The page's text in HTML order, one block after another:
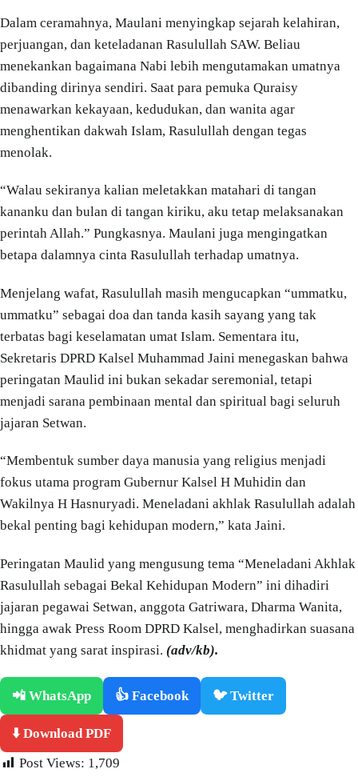
Dalam ceramahnya, Maulani menyingkap sejarah kelahiran,
perjuangan, dan keteladanan Rasulullah SAW. Beliau
menekankan bagaimana Nabi lebih mengutamakan umatnya
dibanding dirinya sendiri. Saat para pemuka Quraisy
menawarkan kekayaan, kedudukan, dan wanita agar
menghentikan dakwah Islam, Rasulullah dengan tegas
menolak.
“Walau sekiranya kalian meletakkan matahari di tangan
kananku dan bulan di tangan kiriku, aku tetap melaksanakan
perintah Allah.” Pungkasnya. Maulani juga mengingatkan
betapa dalamnya cinta Rasulullah terhadap umatnya.
Menjelang wafat, Rasulullah masih mengucapkan “ummatku,
ummatku” sebagai doa dan tanda kasih sayang yang tak
terbatas bagi keselamatan umat Islam. Sementara itu,
Sekretaris DPRD Kalsel Muhammad Jaini menegaskan bahwa
peringatan Maulid ini bukan sekadar seremonial, tetapi
menjadi sarana pembinaan mental dan spiritual bagi seluruh
jajaran Setwan.
“Membentuk sumber daya manusia yang religius menjadi
fokus utama program Gubernur Kalsel H Muhidin dan
Wakilnya H Hasnuryadi. Meneladani akhlak Rasulullah adalah
bekal penting bagi kehidupan modern,” kata Jaini.
Peringatan Maulid yang mengusung tema “Meneladani Akhlak
Rasulullah sebagai Bekal Kehidupan Modern” ini dihadiri
jajaran pegawai Setwan, anggota Gatriwara, Dharma Wanita,
hingga awak Press Room DPRD Kalsel, menghadirkan suasana
khidmat yang sarat inspirasi. (adv/kb).
📲 WhatsApp 👍 Facebook 🐦 Twitter
⬇️ Download PDF
Post Views: 1,709